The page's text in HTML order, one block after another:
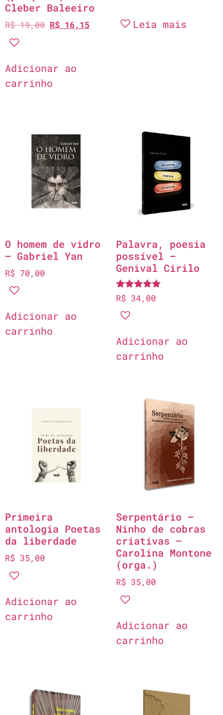
Cleber Baleeiro
R$19,00 R$ 16,15
Adicionar ao
carrinho
Leia mais
O homem de vidro
– Gabriel Yan
R$ 70,00
Adicionar ao
carrinho
Palavra, poesia
possível –
Genival Cirilo
Avaliação
5.00
de 5
R$ 34,00
Adicionar ao
carrinho
Primeira
antologia Poetas
da liberdade
R$ 35,00
Adicionar ao
carrinho
Serpentário –
Ninho de cobras
criativas –
Carolina Montone
(orga.)
R$ 35,00
Adicionar ao
carrinho